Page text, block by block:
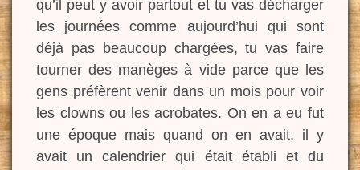
qu’il peut y avoir partout et tu vas décharger
les journées comme aujourd’hui qui sont
déjà pas beaucoup chargées, tu vas faire
tourner des manèges à vide parce que les
gens préfèrent venir dans un mois pour voir
les clowns ou les acrobates. On en a eu fut
une époque mais quand on en avait, il y
avait un calendrier qui était établi et du